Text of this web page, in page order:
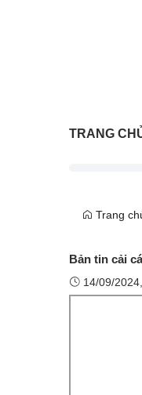
TRANG
Trang
Bản tin cải
14/09/